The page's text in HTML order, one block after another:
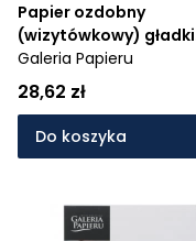
Papier ozdobny
(wizytówkowy) gładki
kremowy A4 - kremowy
200g (202830)
Galeria Papieru
28,62 zł
Do koszyka